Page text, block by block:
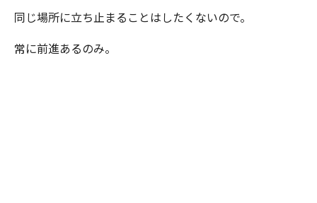
同じ場所に立ち止まることはしたくないので。
常に前進あるのみ。